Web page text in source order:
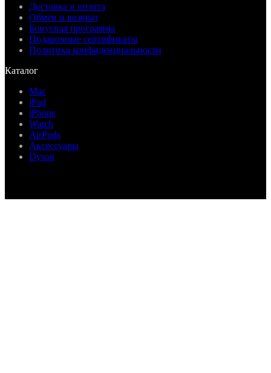
Доставка и оплата
Обмен и возврат
Бонусная программа
Подарочные сертификаты
Политика конфиденциальности
Каталог
Mac
iPad
iPhone
Watch
AirPods
Аксессуары
Dyson